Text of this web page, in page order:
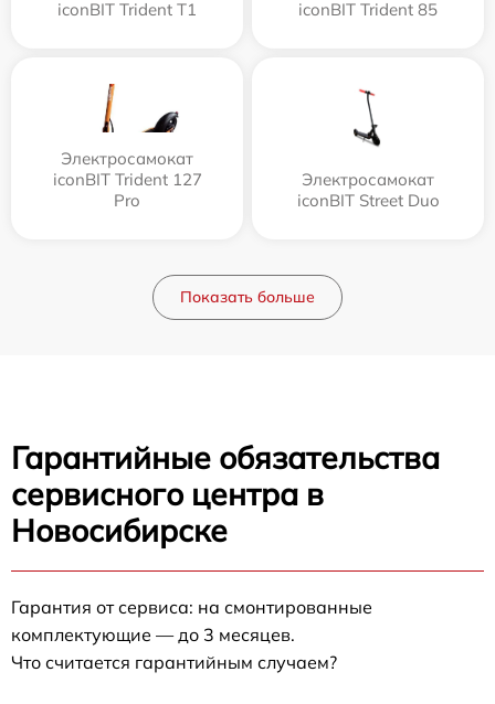
iconBIT Trident T1 iconBIT Trident 85
Электросамокат
iconBIT Trident 127
Pro
Электросамокат
iconBIT Street Duo
Показать больше
Гарантийные обязательства
сервисного центра в
Новосибирске
Гарантия от сервиса: на смонтированные
комплектующие — до 3 месяцев.
Что считается гарантийным случаем?